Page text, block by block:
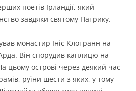
поетів Ірландії, який
завдяки святому Патрику.
монастир Ініс Клотранн на
Арда. Він спорудив каплицю на
цьому острові через деякий час
руїни шести з яких, у тому